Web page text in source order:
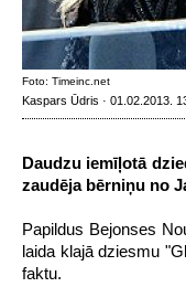
Foto: Timeinc.net
Kaspars Ūdris · 01.02.2013.
Daudzu iemīļotā
zaudēja bērniņu no
Papildus Bejonses
laida klajā dziesmu
faktu.